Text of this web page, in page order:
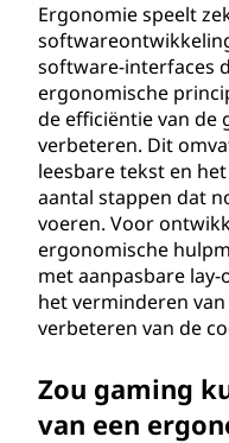
Ergonomie speelt
software-interfaces
ergonomische
de efficiëntie van de
verbeteren. Dit
leesbare tekst en
aantal stappen dat
voeren. Voor
ergonomische
met aanpasbare
het verminderen
verbeteren van de
Zou gaming
van een